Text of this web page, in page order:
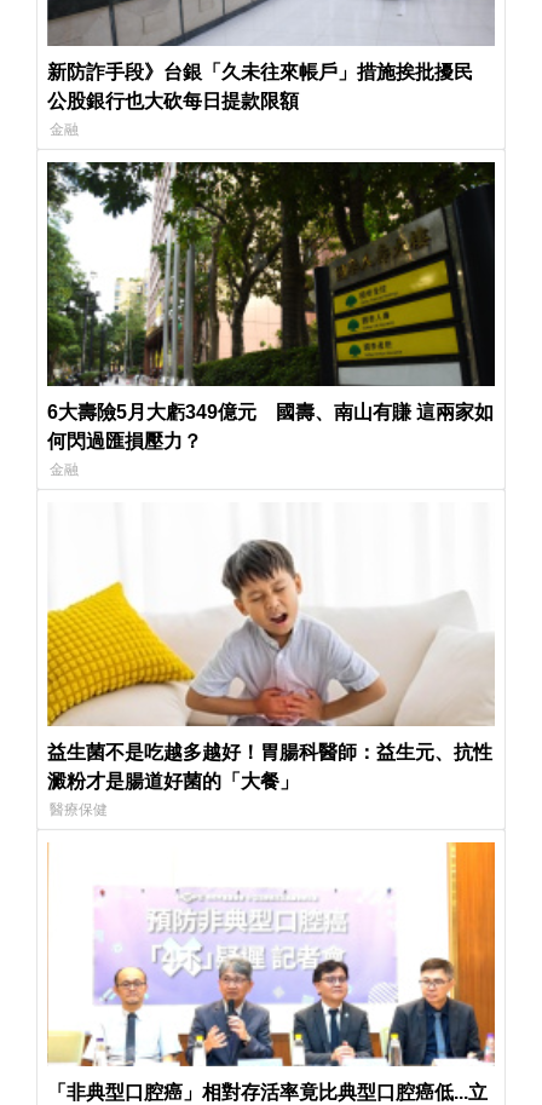
新防詐手段》台銀「久未往來帳戶」措施挨批擾民
公股銀行也大砍每日提款限額
金融
6大壽險5月大虧349億元 國壽、南山有賺 這兩家如
何閃過匯損壓力？
金融
益生菌不是吃越多越好！胃腸科醫師：益生元、抗性
澱粉才是腸道好菌的「大餐」
醫療保健
「非典型口腔癌」相對存活率竟比典型口腔癌低...立